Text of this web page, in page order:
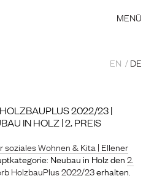
MENÜ
EN DE
2022/23 |
IN HOLZ | 2. PREIS
Wohnen & Kita | Ellener
Neubau in Holz den2.
HolzbauPlus 2022/23erhalten.